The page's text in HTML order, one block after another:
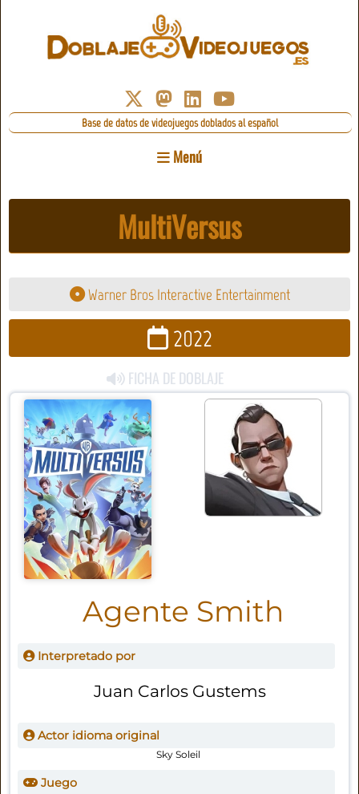
Base de datos de videojuegos doblados al español
Menú
MultiVersus
Warner Bros Interactive Entertainment
2022
FICHA DE DOBLAJE
Agente Smith
Interpretado por
Juan Carlos Gustems
Actor idioma original
Sky Soleil
Juego